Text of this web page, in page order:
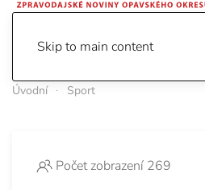
Skip to main content
Úvodní Sport
Počet zobrazení 269